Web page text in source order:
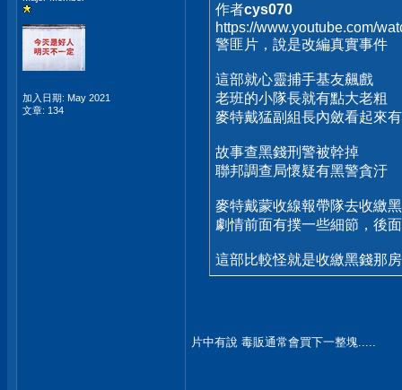
加入日期: May 2021
文章: 134
作者cys070
https://www.youtube.com/
警匪片，說是改編真實事件
這部就心靈捕手基友飆戲
老班的小隊長就有點大老粗
麥特戴猛副組長內斂看起來
故事查黑錢刑警被幹掉
聯邦調查局懷疑有黑警貪汙
麥特戴蒙收線報帶隊去收繳
劇情前面有撲一些細節，後
這部比較怪就是收繳黑錢那
片中有說 毒販通常會買下一整塊.....